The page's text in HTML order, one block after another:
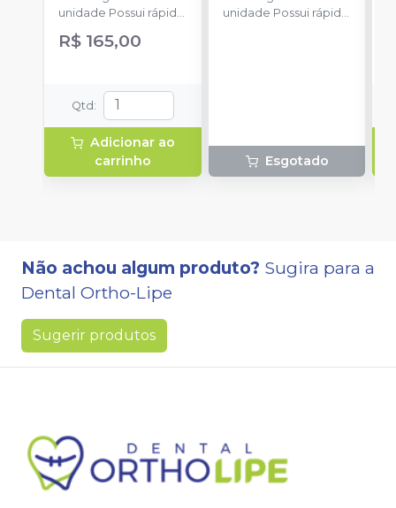
unidade Possui rápida
absorção.
R$ 165,00
Qtd :
Adicionar ao
carrinho
unidade Possui rápida
Esgotado
Não achou algum produto? Sugira para a
Dental Ortho-Lipe
Sugerir produtos